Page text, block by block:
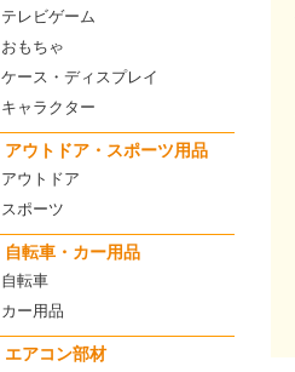
テレビゲーム
おもちゃ
ケース・ディスプレイ
キャラクター
アウトドア・スポーツ用品
アウトドア
スポーツ
自転車・カー用品
自転車
カー用品
エアコン部材